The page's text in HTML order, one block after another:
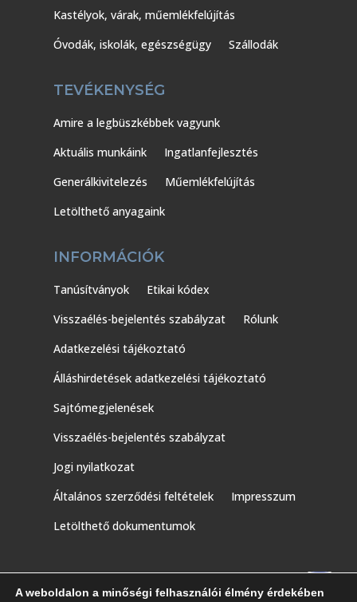
Kastélyok, várak, műemlékfelújítás
Óvodák, iskolák, egészségügy
Szállodák
TEVÉKENYSÉG
Amire a legbüszkébbek vagyunk
Aktuális munkáink
Ingatlanfejlesztés
Generálkivitelezés
Műemlékfelújítás
Letölthető anyagaink
INFORMÁCIÓK
Tanúsítványok
Etikai kódex
Visszaélés-bejelentés szabályzat
Rólunk
Adatkezelési tájékoztató
Álláshirdetések adatkezelési tájékoztató
Sajtómegjelenések
Visszaélés-bejelentés szabályzat
Jogi nyilatkozat
Általános szerződési feltételek
Impresszum
Letölthető dokumentumok
A weboldalon a minőségi felhasználói élmény érdekében